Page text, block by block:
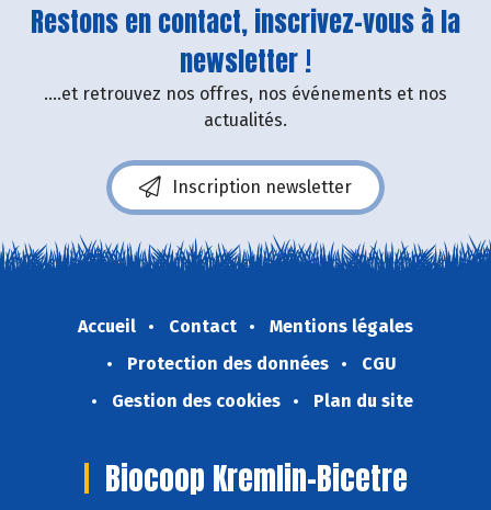
Restons en contact, inscrivez-vous à la
newsletter !
....et retrouvez nos offres, nos événements et nos
actualités.
Inscription newsletter
Accueil Contact
Mentions légales
Protection des données
CGU
Gestion des cookies
Plan du site
Biocoop Kremlin-Bicetre